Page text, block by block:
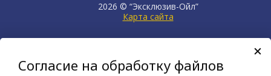
2026 © “Эксклюзив-Ойл”
Карта сайта
продвижение сайта НЕТКАМ
Согласие на обработку файлов